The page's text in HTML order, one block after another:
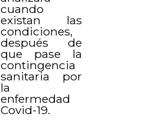
cuando
existan las
condiciones,
después de
que pase la
contingencia
sanitaria por
la
enfermedad
Covid-19.